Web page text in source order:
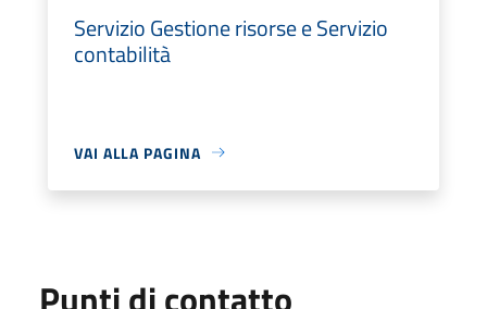
Servizio Gestione risorse e Servizio
contabilità
VAI ALLA PAGINA